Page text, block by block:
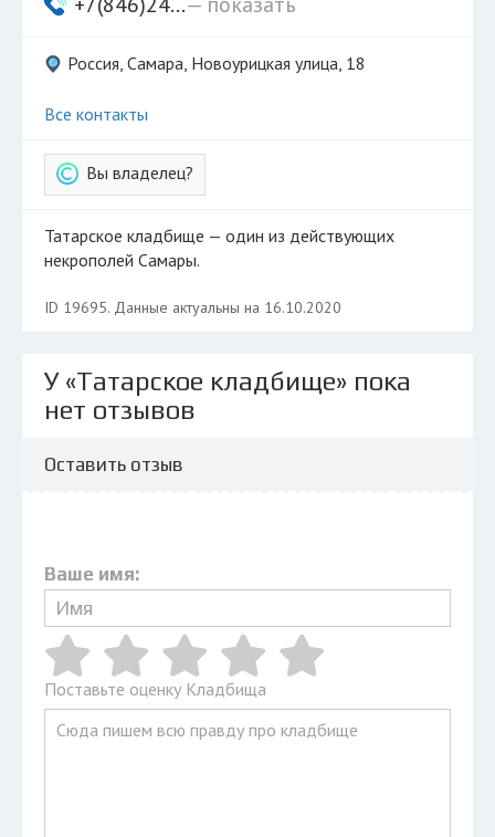
Россия, Самара, Новоурицкая улица, 18
Все контакты
Вы владелец?
Татарское кладбище — один из действующих
некрополей Самары.
ID 19695. Данные актуальны на 16.10.2020
У «Татарское кладбище» пока
нет отзывов
Оставить отзыв
Ваше имя:
Поставьте оценку Кладбища